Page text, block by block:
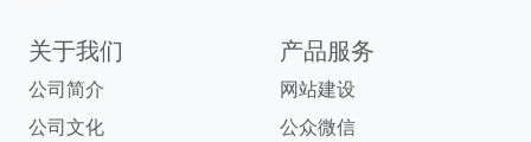
关于我们
公司简介
公司文化
产品服务
网站建设
公众微信